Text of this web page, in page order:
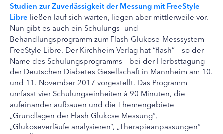
Studien zur Zuverlässigkeit der Messung mit FreeStyle
Libre ließen lauf sich warten, liegen aber mittlerweile vor.
Nun gibt es auch ein Schulungs- und
Behandlungsprogramm zum Flash-Glukose-Messsystem
FreeStyle Libre. Der Kirchheim Verlag hat “flash” – so der
Name des Schulungsprogramms – bei der Herbsttagung
der Deutschen Diabetes Gesellschaft in Mannheim am 10.
und 11. November 2017 vorgestellt. Das Programm
umfasst vier Schulungseinheiten à 90 Minuten, die
aufeinander aufbauen und die Themengebiete
„Grundlagen der Flash Glukose Messung“,
„Glukoseverläufe analysieren“, „Therapieanpassungen“